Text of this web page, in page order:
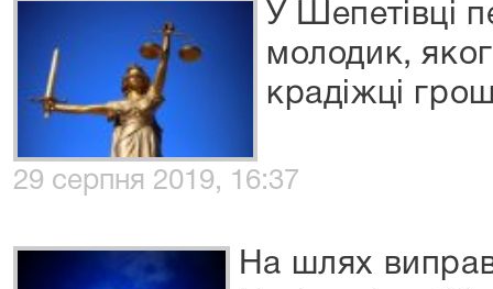
У Шепетівці
молодик,
крадіжці
29 серпня 2019, 16:37
На шлях